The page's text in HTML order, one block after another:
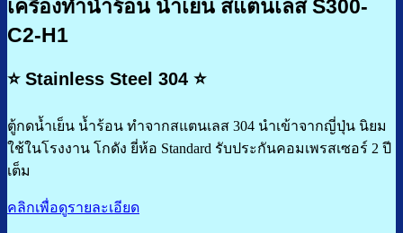
เครื่องทำน้ำร้อน น้ำเย็น สแตนเลส S300-
C2-H1
⭐ Stainless Steel 304 ⭐
ตู้กดน้ำเย็น น้ำร้อน ทำจากสแตนเลส 304 นำเข้าจากญี่ปุ่น นิยม
ใช้ในโรงงาน โกดัง ยี่ห้อ Standard รับประกันคอมเพรสเซอร์ 2 ปี
เต็ม
คลิกเพื่อดูรายละเอียด